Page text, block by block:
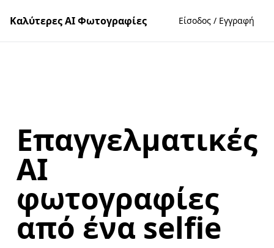
Καλύτερες AI Φωτογραφίες Είσοδος / Εγγραφή
Επαγγελματικές
AI
φωτογραφίες
από ένα selfie